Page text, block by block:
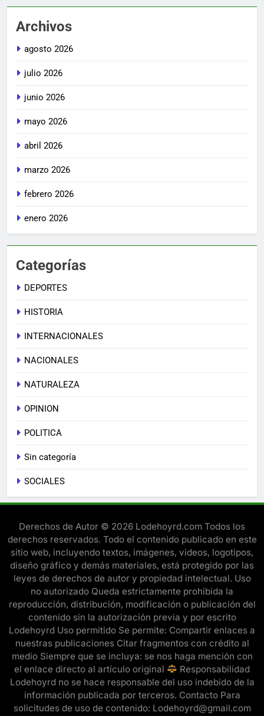
Archivos
agosto 2026
julio 2026
junio 2026
mayo 2026
abril 2026
marzo 2026
febrero 2026
enero 2026
Categorías
DEPORTES
HISTORIA
INTERNACIONALES
NACIONALES
NATURALEZA
OPINION
POLITICA
Sin categoría
SOCIALES
Derechos de Autor © 2026 Lodehoyrd.com Todos los
derechos reservados. Todo el contenido publicado en este
sitio web, incluyendo textos, imágenes, videos, logotipos,
diseño gráfico y demás materiales, está protegido por las
leyes de derechos de autor y propiedad intelectual. Uso
no autorizado Queda estrictamente prohibida la
reproducción, distribución, modificación o publicación del
contenido sin la autorización previa y por escrito
Lodehoyrd Uso permitido Se permite: Compartir enlaces a
nuestras publicaciones Citar fragmentos con crédito al
medio Siempre que se incluya: se nos haga mención con
el enlace directo al artículo original
Responsabilidad
Lodehoyrd no se hace responsable del uso indebido de la
información publicada por terceros. Contacto Para
solicitudes de uso de contenido: Lodehoyrd@gmail.com